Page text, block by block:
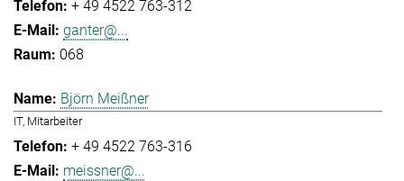
+ 49 4522 763-312
ganter@...
068
Björn Meißner
IT, Mitarbeiter
+ 49 4522 763-316
meissner@...